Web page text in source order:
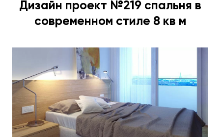
Дизайн проект №219 спальня в
современном стиле 8 кв м